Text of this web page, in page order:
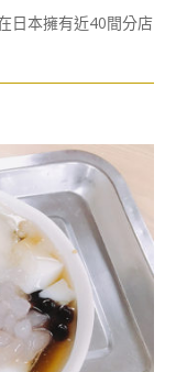
日本擁有近40間分店